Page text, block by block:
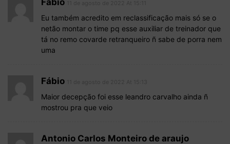
Eu também acredito em reclassificação mais só se o
netão montar o time pq esse auxiliar de treinador que
tá no remo covarde retranqueiro ñ sabe de porra nem
uma
Fábio
Maior decepção foi esse leandro carvalho ainda ñ
mostrou pra que veio
Antonio Carlos Monteiro de araujo